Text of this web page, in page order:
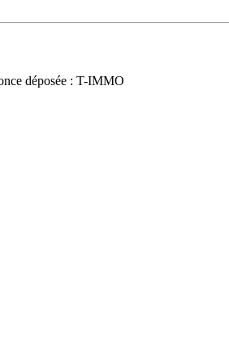
déposée : T-IMMO